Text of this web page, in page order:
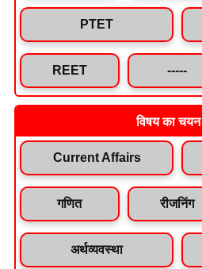
PTET
REET -----
विषय का
Current Affairs
गणित रीजनिंग
अर्थव्यवस्था